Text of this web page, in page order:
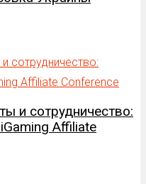
и сотрудничество:
Affiliate